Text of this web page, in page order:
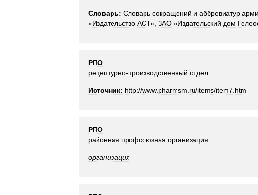
Словарь: Словарь сокращений и аббревиатур
«Издательство АСТ», ЗАО «Издательский дом
РПО
рецептурно-производственный отдел
Источник: http://www. pharmsm ru/items/item7 htm
РПО
районная профсоюзная организация
организация